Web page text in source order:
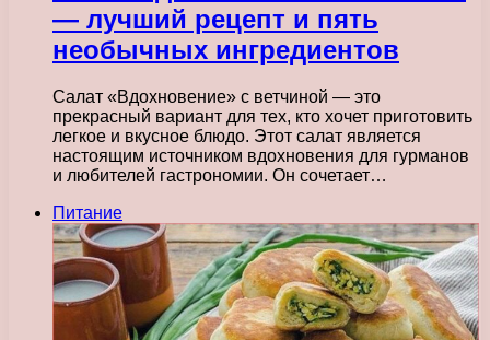
— лучший рецепт и пять
необычных ингредиентов
Салат «Вдохновение» с ветчиной — это
прекрасный вариант для тех, кто хочет приготовить
легкое и вкусное блюдо. Этот салат является
настоящим источником вдохновения для гурманов
и любителей гастрономии. Он сочетает…
Питание